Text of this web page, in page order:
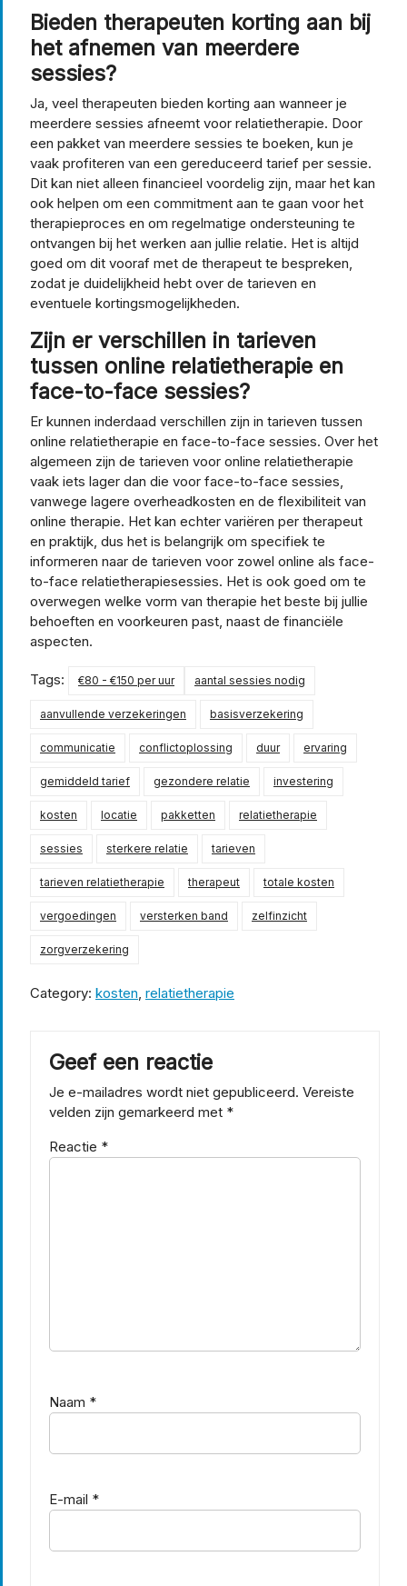
Bieden therapeuten korting aan bij
het afnemen van meerdere
sessies?
Ja, veel therapeuten bieden korting aan wanneer je
meerdere sessies afneemt voor relatietherapie. Door
een pakket van meerdere sessies te boeken, kun je
vaak profiteren van een gereduceerd tarief per sessie.
Dit kan niet alleen financieel voordelig zijn, maar het kan
ook helpen om een commitment aan te gaan voor het
therapieproces en om regelmatige ondersteuning te
ontvangen bij het werken aan jullie relatie. Het is altijd
goed om dit vooraf met de therapeut te bespreken,
zodat je duidelijkheid hebt over de tarieven en
eventuele kortingsmogelijkheden.
Zijn er verschillen in tarieven
tussen online relatietherapie en
face-to-face sessies?
Er kunnen inderdaad verschillen zijn in tarieven tussen
online relatietherapie en face-to-face sessies. Over het
algemeen zijn de tarieven voor online relatietherapie
vaak iets lager dan die voor face-to-face sessies,
vanwege lagere overheadkosten en de flexibiliteit van
online therapie. Het kan echter variëren per therapeut
en praktijk, dus het is belangrijk om specifiek te
informeren naar de tarieven voor zowel online als face-
to-face relatietherapiesessies. Het is ook goed om te
overwegen welke vorm van therapie het beste bij jullie
behoeften en voorkeuren past, naast de financiële
aspecten.
Tags: €80 - €150 per uur aantal sessies nodig
aanvullende verzekeringen basisverzekering
communicatie conflictoplossing duur ervaring
gemiddeld tarief gezondere relatie investering
kosten locatie pakketten relatietherapie
sessies sterkere relatie tarieven
tarieven relatietherapie therapeut totale kosten
vergoedingen versterken band zelfinzicht
zorgverzekering
Category: kosten relatietherapie
Geef een reactie
Je e-mailadres wordt niet gepubliceerd. Vereiste
velden zijn gemarkeerd met *
Reactie *
Naam *
E-mail *